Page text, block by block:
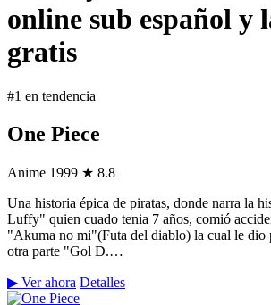
online sub español y
gratis
#1 en tendencia
One Piece
Anime 1999 ★ 8.8
Una historia épica de piratas, donde narra la
Luffy" quien cuado tenia 7 años, comió
"Akuma no mi"(Futa del diablo) la cual le dio
otra parte "Gol D.…
▶ Ver ahora Detalles